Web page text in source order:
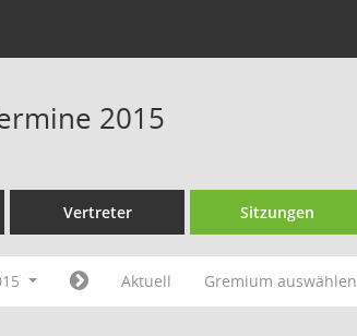
2015
Vertreter Sitzungen
Aktuell Gremium auswählen